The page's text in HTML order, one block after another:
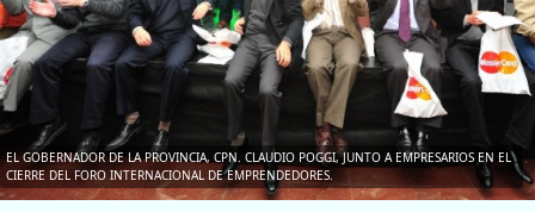
EL GOBERNADOR DE LA PROVINCIA, CPN. CLAUDIO POGGI, JUNTO A EMPRESARIOS EN EL
CIERRE DEL FORO INTERNACIONAL DE EMPRENDEDORES.